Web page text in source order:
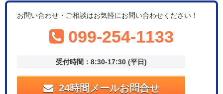
お問い合わせ・ご相談はお気軽にお問い合わせください！
099-254-1133
受付時間：8:30-17:30 (平日)
24時間メールお問合せ